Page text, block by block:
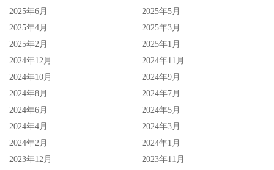
2025年6月
2025年5月
2025年4月
2025年3月
2025年2月
2025年1月
2024年12月
2024年11月
2024年10月
2024年9月
2024年8月
2024年7月
2024年6月
2024年5月
2024年4月
2024年3月
2024年2月
2024年1月
2023年12月
2023年11月